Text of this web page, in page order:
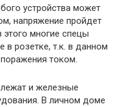
устройства может
напряжение пройдет
этого многие спецы
в розетке, т.к. в данном
током.
и железные
В личном доме